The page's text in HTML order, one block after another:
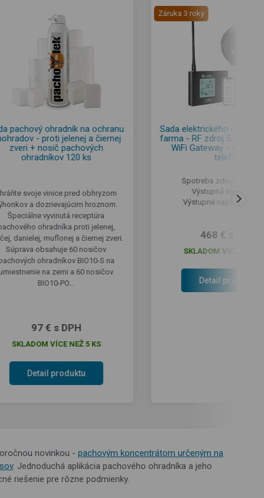
pachový ohradník na ochranu
- proti jelenej a čiernej
zveri + nosič pachových
ohradníkov 120 ks
svoje vinice pred obhryzom
a dozrievajúcim hroznom.
Špeciálne vyvinutá receptúra
ohradníka proti jelenej,
danielej, muflonej a čiernej zveri.
Súprava obsahuje 60 nosičov
ohradníkov BIO10-S na
na zemi a 60 nosičov
BIO10-PO…
97 € s DPH
SKLADOM VÍCE NEŽ 5 KS
Detail produktu
Záruka 3 roky
Sada elektrického
farma - RF zdroj 5 J s
WiFi Gateway -
telefón
Spotreba zdroje 230 V: 9
Výstupná energia: 5 J
Výstupné napätie: 11000
468 € s DPH
SKLADOM VÍCE NEŽ 5
Detail produktu
novinkou - pachovým koncentrátom určeným na
. Jednoduchá aplikácia pachového ohradníka a jeho
riešenie pre rôzne podmienky.